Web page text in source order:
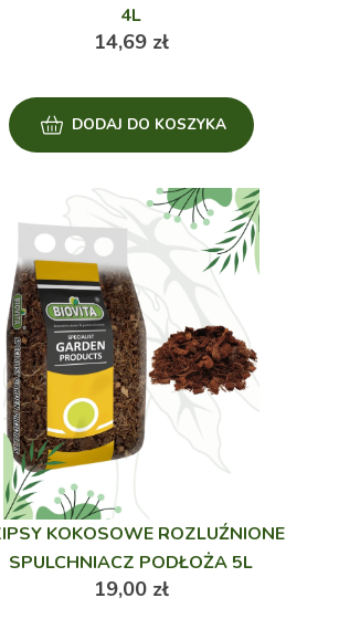
4L
14,69 zł
DODAJ DO KOSZYKA
KOKOSOWE ROZLUŹNIONE
SPULCHNIACZ PODŁOŻA 5L
19,00 zł